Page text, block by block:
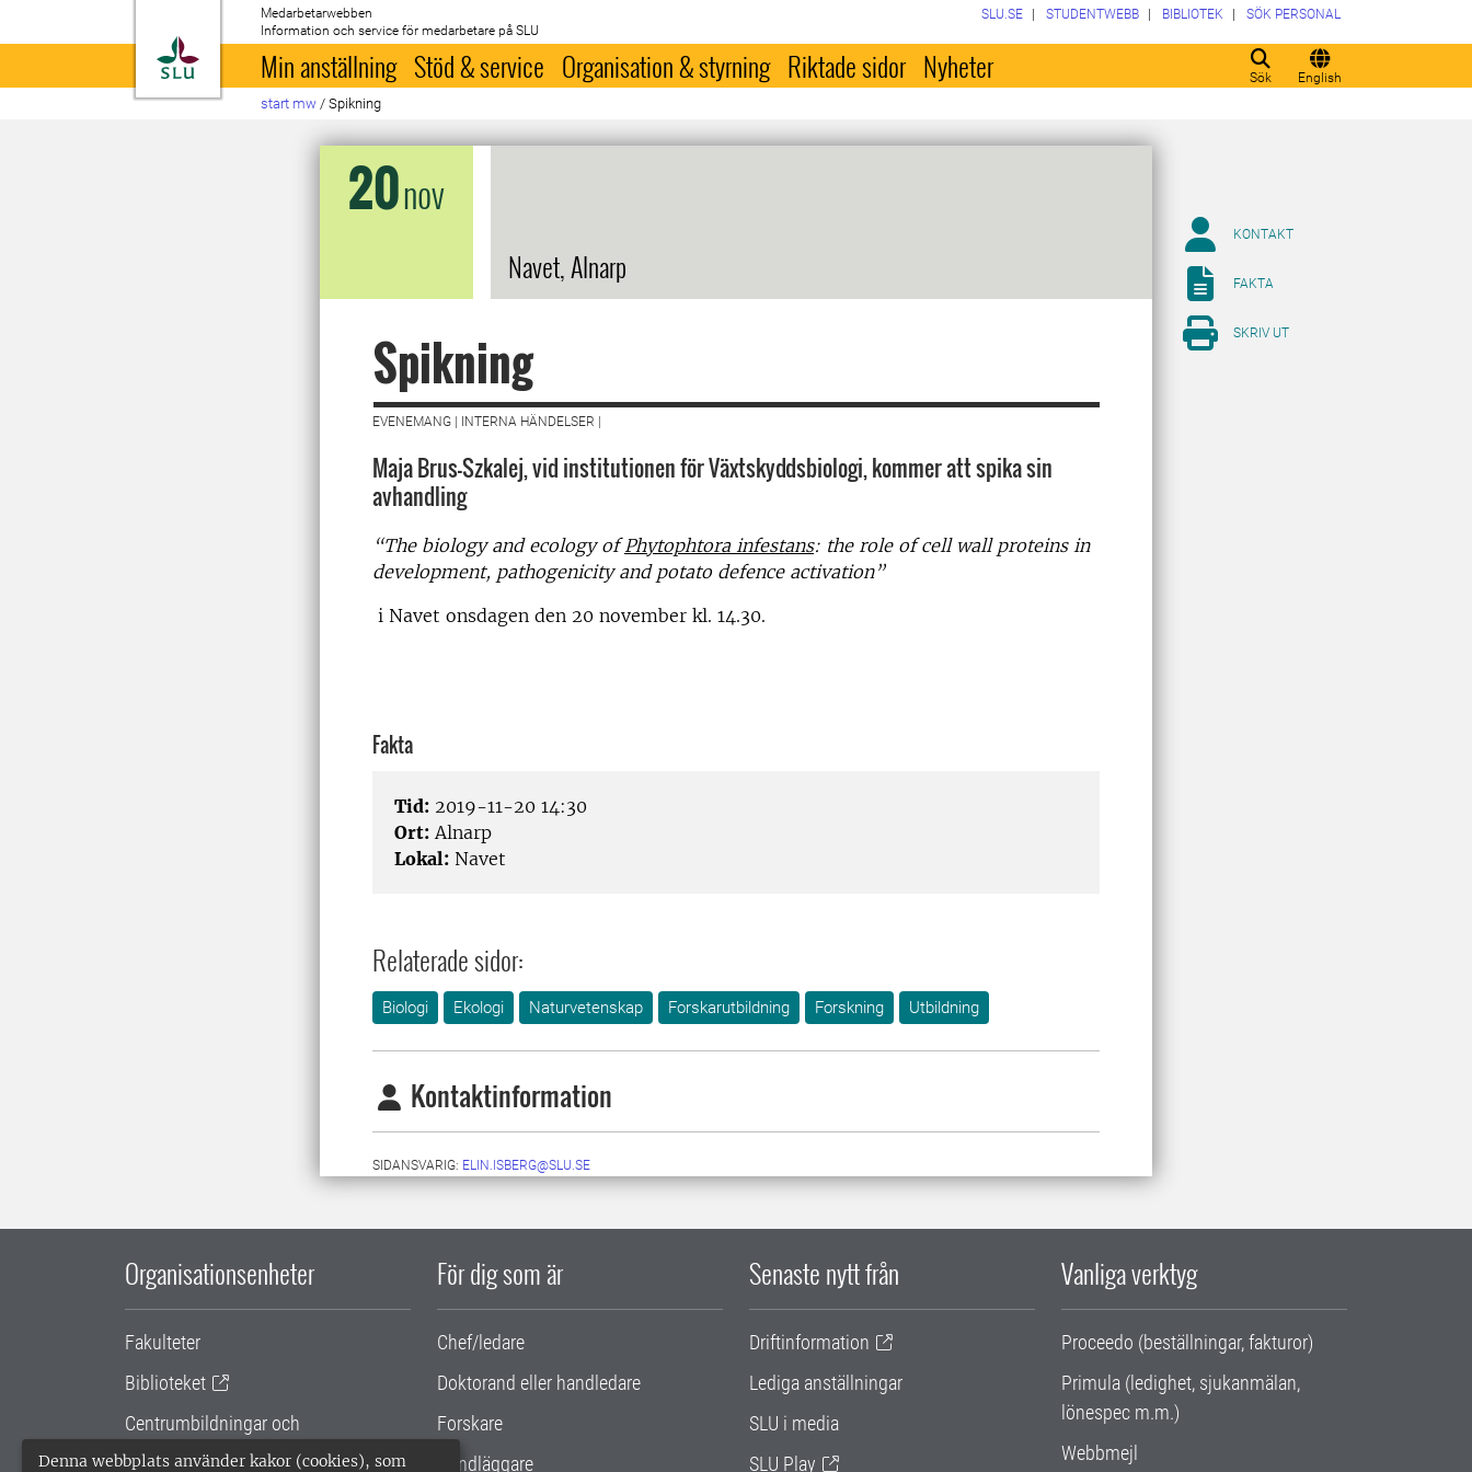
Denna webbplats använder kakor (cookies), som
Till startsida
Medarbetarwebben
Information och service för medarbetare på SLU
Sök English
SLU.SE STUDENTWEBB BIBLIOTEK SÖK PERSONAL
Min anställning Stöd & service Organisation & styrning Riktade sidor Nyheter
start mw / Spikning
20nov
Navet, Alnarp
Spikning
EVENEMANG | INTERNA HÄNDELSER |
Maja Brus-Szkalej, vid institutionen för Växtskyddsbiologi, kommer att spika sin
avhandling
“The biology and ecology ofPhytophtora infestans: the role of cell wall proteins in
development, pathogenicity and potato defence activation”
i Navet onsdagen den 20 november kl. 14.30.
Fakta
Tid: 2019-11-20 14:30
Ort: Alnarp
Lokal: Navet
Relaterade sidor:
Biologi Ekologi Naturvetenskap Forskarutbildning Forskning Utbildning
Kontaktinformation
SIDANSVARIG: ELIN.ISBERG@SLU.SE
KONTAKT
FAKTA
SKRIV UT
Organisationsenheter
Fakulteter
Biblioteket
Centrumbildningar och
samarbetsprojekt
För dig som är
Chef/ledare
Doktorand eller handledare
Forskare
Handläggare
Senaste nytt från
Driftinformation
Lediga anställningar
SLU i media
SLU Play
Vanliga verktyg
Proceedo (beställningar, fakturor)
Primula (ledighet, sjukanmälan,
lönespec m.m.)
Webbmejl